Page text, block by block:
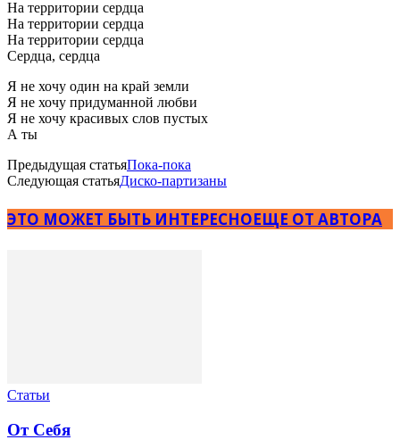
На территории сердца
На территории сердца
На территории сердца
Сердца, сердца
Я не хочу один на край земли
Я не хочу придуманной любви
Я не хочу красивых слов пустых
А ты
Предыдущая статьяПока-пока
Следующая статьяДиско-партизаны
ЭТО МОЖЕТ БЫТЬ ИНТЕРЕСНОЕЩЕ ОТ АВТОРА
Статьи
От Себя